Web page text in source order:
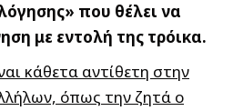
που θέλει να
με εντολή της τρόικα.
κάθετα αντίθετη στην
όπως την ζητά ο